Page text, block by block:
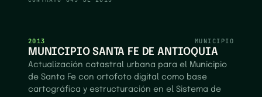
2013 MUNICIPIO
MUNICIPIO SANTA FE DE ANTIOQUIA
Actualización catastral urbana para el Municipio
de Santa Fe con ortofoto digital como base
cartográfica y estructuración en el Sistema de